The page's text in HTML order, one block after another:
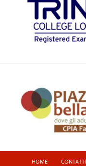
HOME CONTATTI